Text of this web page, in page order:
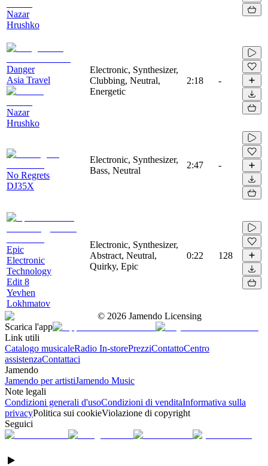
Nazar
Hrushko
Danger
Asia Travel
Nazar
Hrushko
Electronic, Synthesizer,
Clubbing, Neutral,
Energetic
2:18 -
No Regrets
DJ35X
Electronic, Synthesizer,
Bass, Neutral
2:47 -
Epic
Electronic
Technology
Edit 8
Yevhen
Lokhmatov
Electronic, Synthesizer,
Abstract, Neutral,
Quirky, Epic
0:22 128
© 2026 Jamendo Licensing
Scarica l'app
Link utili
Catalogo musicaleRadio In-storePrezziContattoCentro
assistenzaContattaci
Jamendo
Jamendo per artistiJamendo Music
Note legali
Condizioni generali d'usoCondizioni di venditaInformativa sulla
privacyPolitica sui cookieViolazione di copyright
Seguici